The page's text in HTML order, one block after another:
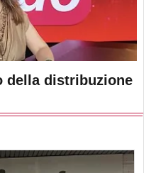
della distribuzione